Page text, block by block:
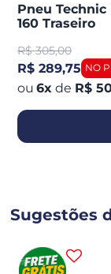
Pneu Technic
160 Traseiro
R$ 305,00
R$ 289,75
6x de R$
Sugestões